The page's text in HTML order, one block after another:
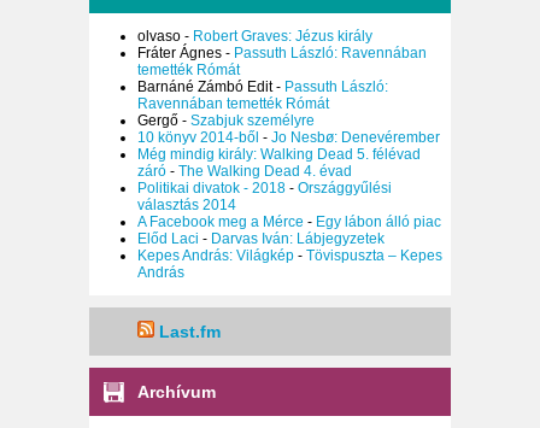
olvaso - Robert Graves: Jézus király
Fráter Ágnes - Passuth László: Ravennában
temették Rómát
Barnáné Zámbó Edit- Passuth László:
Ravennában temették Rómát
Gergő - Szabjuk személyre
10 könyv 2014-ből - Jo Nesbø: Denevérember
Még mindig király: Walking Dead 5. félévad
záró - The Walking Dead 4. évad
Politikai divatok - 2018 - Országgyűlési
választás 2014
A Facebook meg a Mérce - Egy lábon álló piac
Előd Laci - Darvas Iván: Lábjegyzetek
Kepes András: Világkép - Tövispuszta – Kepes
András
Last.fm
Archívum